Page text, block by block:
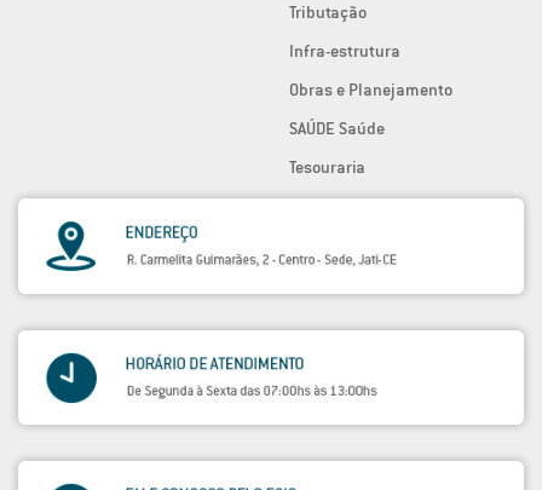
Tributação
Infra-estrutura
Obras e Planejamento
SAÚDE Saúde
Tesouraria